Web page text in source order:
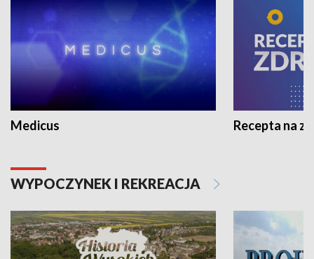
Medicus Recepta na
WYPOCZYNEK I REKREACJA